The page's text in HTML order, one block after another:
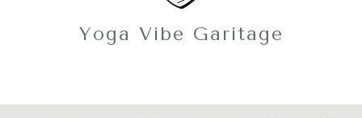
Yoga Vibe Garitage